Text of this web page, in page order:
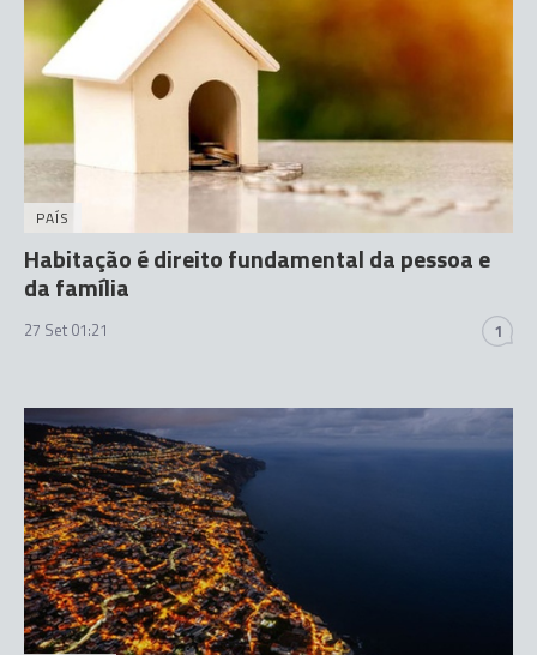
PAÍS
Habitação é direito fundamental da pessoa e
da família
27 Set 01:21 1